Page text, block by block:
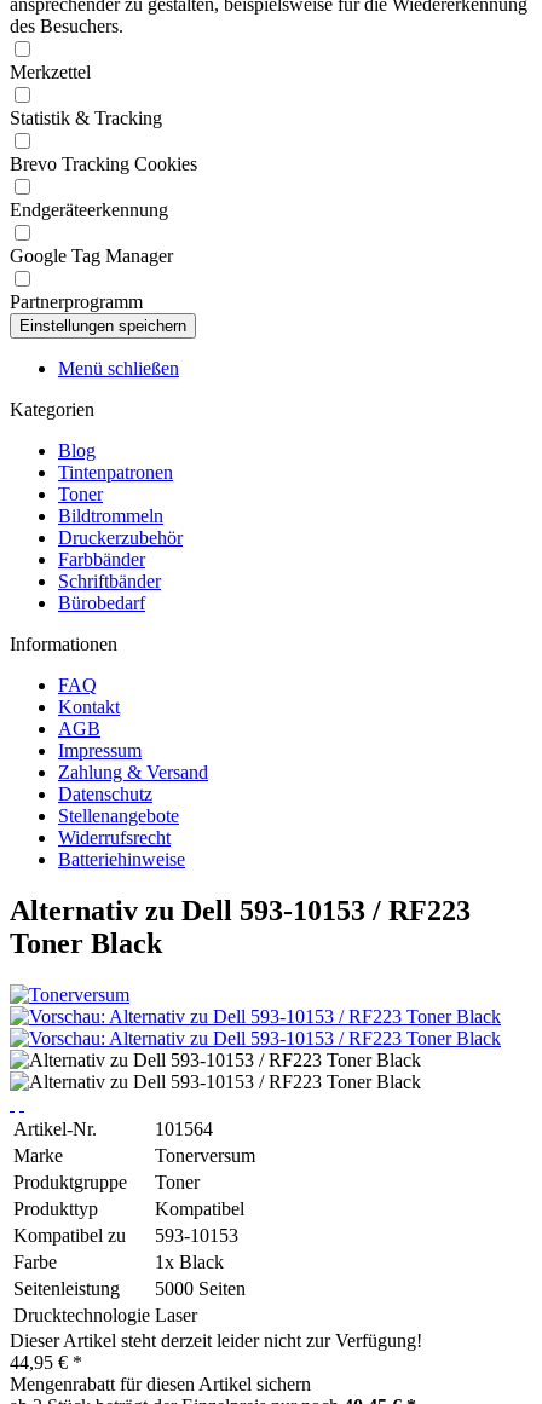
ansprechender zu gestalten, beispielsweise für die Wiedererkennung
des Besuchers.
Merkzettel
Statistik & Tracking
Brevo Tracking Cookies
Endgeräteerkennung
Google Tag Manager
Partnerprogramm
Menü schließen
Kategorien
Blog
Tintenpatronen
Toner
Bildtrommeln
Druckerzubehör
Farbbänder
Schriftbänder
Bürobedarf
Informationen
FAQ
Kontakt
AGB
Impressum
Zahlung & Versand
Datenschutz
Stellenangebote
Widerrufsrecht
Batteriehinweise
Alternativ zu Dell 593-10153 / RF223
Toner Black
Artikel-Nr.
101564
Marke
Tonerversum
Produktgruppe
Toner
Produkttyp
Kompatibel
Kompatibel zu
593-10153
Farbe
1x Black
Seitenleistung
5000 Seiten
Drucktechnologie Laser
Dieser Artikel steht derzeit leider nicht zur Verfügung!
44,95 € *
Mengenrabatt für diesen Artikel sichern